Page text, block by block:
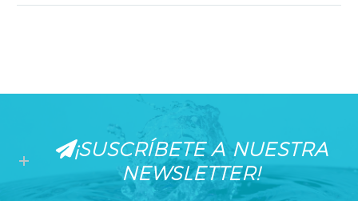
¡SUSCRÍBETE A NUESTRA
NEWSLETTER!